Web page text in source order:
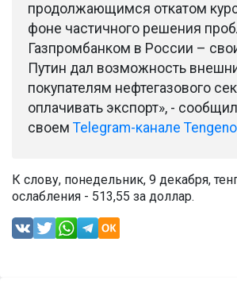
продолжающимся откатом
фоне частичного решения
Газпромбанком в России –
Путин дал возможность
покупателям нефтегазового
оплачивать экспорт», -
своем Telegram-канале
К слову, понедельник, 9 декабря,
ослабления - 513,55 за доллар.